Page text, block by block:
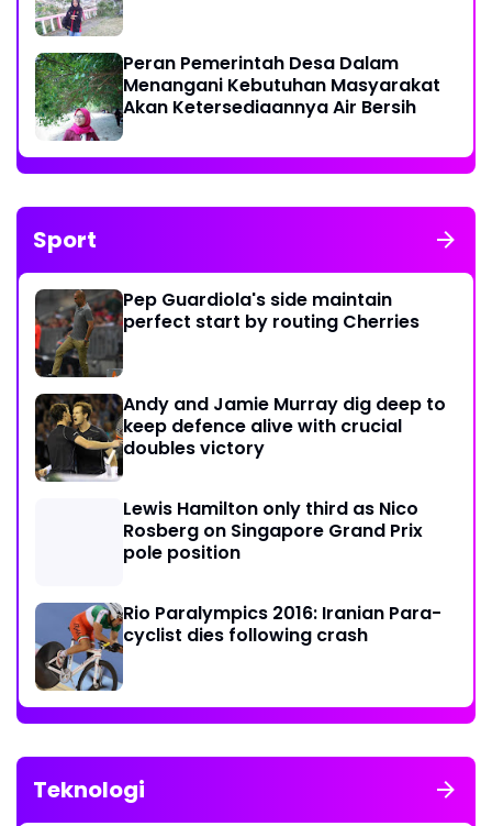
Peran Pemerintah Desa Dalam
Menangani Kebutuhan Masyarakat
Akan Ketersediaannya Air Bersih
Sport
Pep Guardiola's side maintain
perfect start by routing Cherries
Andy and Jamie Murray dig deep to
keep defence alive with crucial
doubles victory
Lewis Hamilton only third as Nico
Rosberg on Singapore Grand Prix
pole position
Rio Paralympics 2016: Iranian Para-
cyclist dies following crash
Teknologi